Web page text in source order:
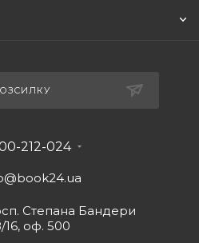
212-024
Степана Бандери
16, оф. 500